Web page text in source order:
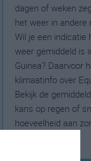
dagen of weken
het weer in andere
Wil je een indicatie
weer gemiddeld is
Guinea? Daarvoor
klimaatinfo over
Bekijk de
kans op regen of
hoeveelheid aan